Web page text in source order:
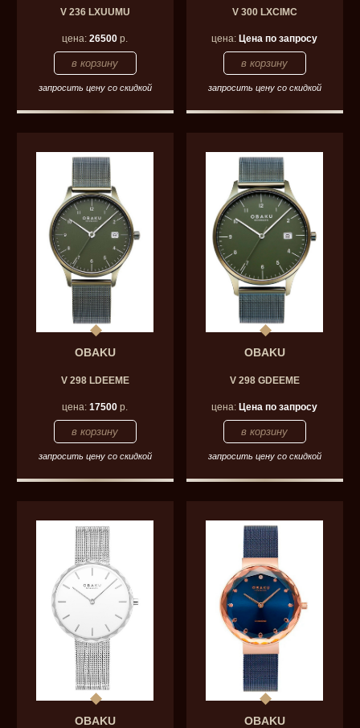
V 236 LXUUMU
цена:26500 р.
запросить цену со скидкой
V 300 LXCIMC
цена:Цена по запросу
запросить цену со скидкой
OBAKU
V 298 LDEEME
цена:17500 р.
запросить цену со скидкой
OBAKU
V 298 GDEEME
цена:Цена по запросу
запросить цену со скидкой
OBAKU OBAKU